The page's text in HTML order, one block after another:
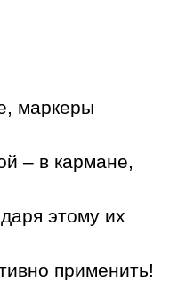
маркеры
– в кармане,
этому их
применить!